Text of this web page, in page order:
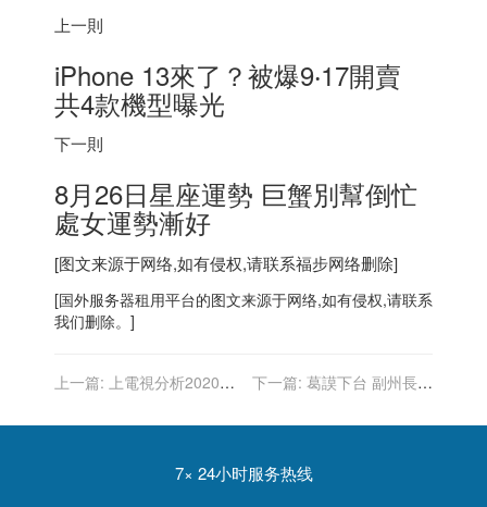
上一則
iPhone 13來了？被爆9‧17開賣
共4款機型曝光
下一則
8月26日星座運勢 巨蟹別幫倒忙
處女運勢漸好
[图文来源于网络,如有侵权,请联系福步网络删除]
[国外服务器租用平台的图文来源于网络,如有侵权,请联系
我们删除。]
上一篇: 上電視分析2020選
架設工
下一篇: 葛謨下台 副州長霍
7× 24小时服务热线